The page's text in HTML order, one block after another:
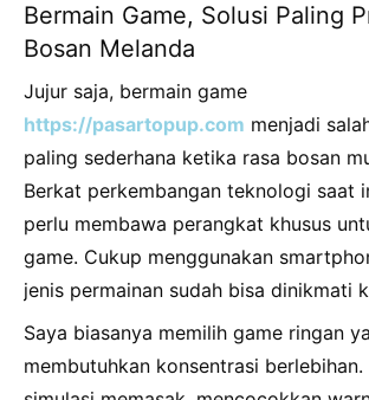
Bermain Game, Solusi Paling
Bosan Melanda
Jujur saja, bermain game
https://pasartopup.com menjadi
paling sederhana ketika rasa bosan
Berkat perkembangan teknologi saat
perlu membawa perangkat khusus
game. Cukup menggunakan
jenis permainan sudah bisa dinikmati
Saya biasanya memilih game ringan
membutuhkan konsentrasi